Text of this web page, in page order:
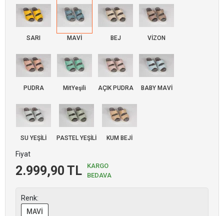
SARI MAVİ BEJ VİZON
PUDRA MitYeşili AÇIK PUDRA BABY MAVİ
SU YEŞİLİ PASTEL YEŞİLİ KUM BEJİ
Fiyat
2.999,90 TL
KARGO
BEDAVA
Renk:
MAVİ